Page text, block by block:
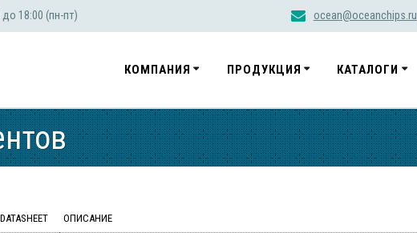
до 18:00 (пн-пт) ocean@oceanchips.ru
КОМПАНИЯ ПРОДУКЦИЯ КАТАЛОГИ
DATASHEET ОПИСАНИЕ